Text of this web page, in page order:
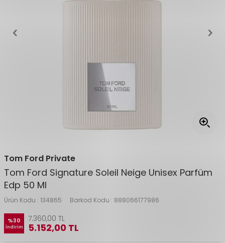
Tom Ford Private
Tom Ford Signature Soleil Neige Unisex Parfüm
Edp 50 Ml
Ürün Kodu : 134865 Barkod Kodu : 888066177986
%30
İndirim
7.360,00 TL
5.152,00 TL